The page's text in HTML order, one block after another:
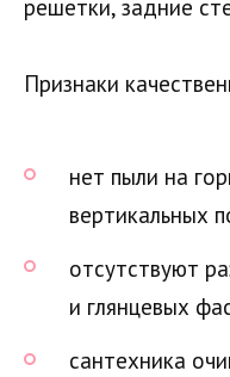
решетки, задние
Признаки
нет пыли на
вертикальных
отсутствуют
и глянцевых
сантехника